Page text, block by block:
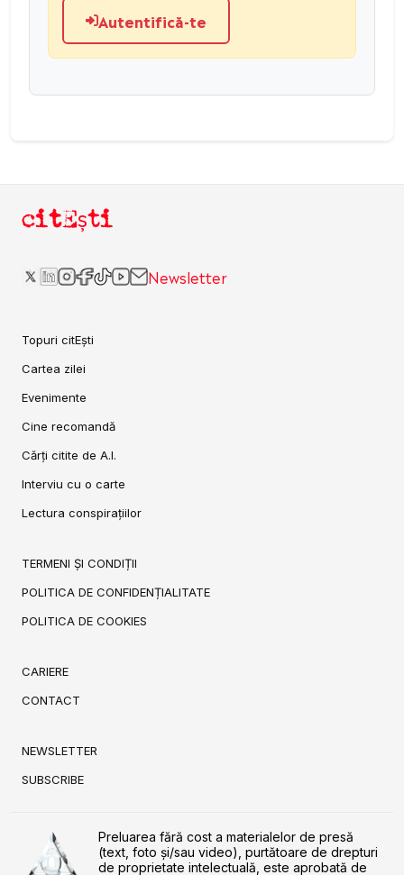
Autentifică-te
citEști
Newsletter
Topuri citEști
Cartea zilei
Evenimente
Cine recomandă
Cărți citite de A.I.
Interviu cu o carte
Lectura conspirațiilor
TERMENI ȘI CONDIȚII
POLITICA DE CONFIDENȚIALITATE
POLITICA DE COOKIES
CARIERE
CONTACT
NEWSLETTER
SUBSCRIBE
Preluarea fără cost a materialelor de presă
(text, foto și/sau video), purtătoare de drepturi
de proprietate intelectuală, este aprobată de